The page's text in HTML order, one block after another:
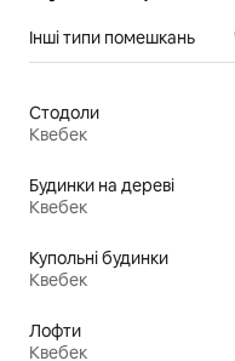
Інші типи помешкань
Стодоли
Квебек
Будинки на дереві
Квебек
Купольні будинки
Квебек
Лофти
Квебек